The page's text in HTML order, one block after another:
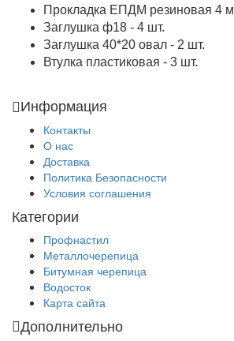
Прокладка ЕПДМ резиновая 4
Заглушка ф18 - 4 шт.
Заглушка 40*20 овал - 2 шт.
Втулка пластиковая - 3 шт.
Информация
Контакты
О нас
Доставка
Политика Безопасности
Условия соглашения
Категории
Профнастил
Металлочерепица
Битумная черепица
Водосток
Карта сайта
Дополнительно